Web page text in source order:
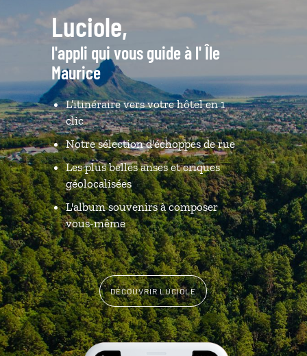
Luciole,
l'appli qui vous guide à l' Île
Maurice
L’itinéraire vers votre hôtel en 1
clic
Notre sélection d'échoppes de rue
Les plus belles anses et criques
géolocalisées
L'album souvenirs à composer
vous-même
DÉCOUVRIR LUCIOLE